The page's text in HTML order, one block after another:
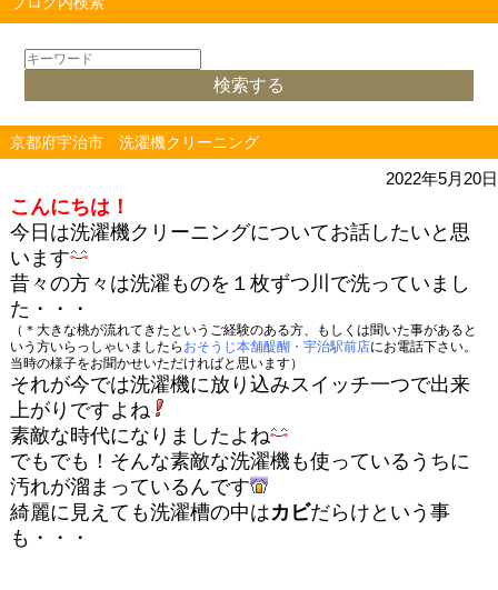
京都府宇治市 洗濯機クリーニング
2022年5月20日
こんにちは！
今日は洗濯機クリーニングについてお話したいと思
います
昔々の方々は洗濯ものを１枚ずつ川で洗っていまし
た・・・
（＊大きな桃が流れてきたというご経験のある方、もしくは聞いた事があると
いう方いらっしゃいましたら おそうじ本舗醍醐・宇治駅前店にお電話下さい。
当時の様子をお聞かせいただければと思います）
それが今では洗濯機に放り込みスイッチ一つで出来
上がりですよね
素敵な時代になりましたよね
でもでも！そんな素敵な洗濯機も使っているうちに
汚れが溜まっているんです
綺麗に見えても洗濯槽の中はカビだらけという事
も・・・